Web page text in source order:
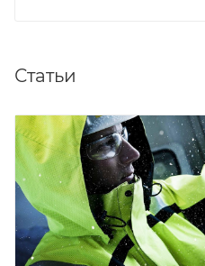
Статьи